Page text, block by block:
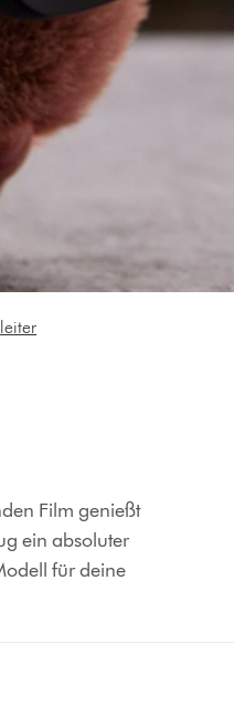
Film genießt
ein absoluter
für deine